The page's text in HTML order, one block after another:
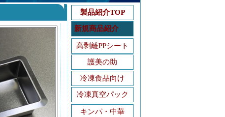
製品紹介TOP
新規商品紹介
高剥離PPシート
護美の助
冷凍食品向け
冷凍真空パック
キンパ・中華